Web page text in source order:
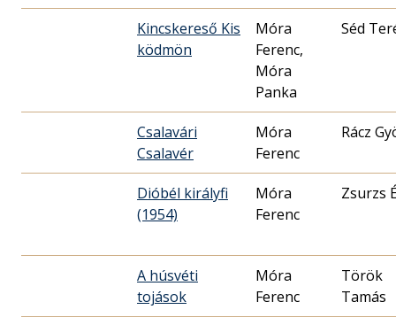
Kincskereső Kis
ködmön
Móra
Ferenc,
Móra
Panka
Séd
Csalavári
Csalavér
Móra
Ferenc
Rácz
Dióbél királyfi
(1954)
Móra
Ferenc
Zsurzs
A húsvéti
tojások
Móra
Ferenc
Török
Tamás